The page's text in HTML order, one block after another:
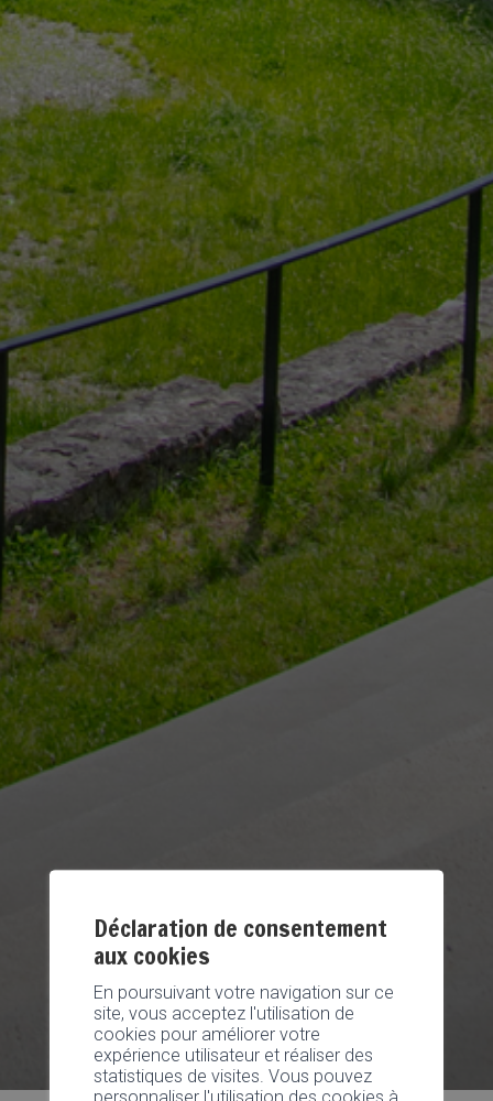
Déclaration de consentement
aux cookies
En poursuivant votre navigation sur ce
site, vous acceptez l'utilisation de
cookies pour améliorer votre
expérience utilisateur et réaliser des
statistiques de visites. Vous pouvez